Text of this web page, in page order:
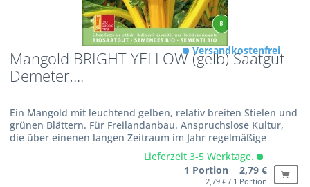
Mangold BRIGHT YELLOW (gelb) Saatgut
Demeter,...
Ein Mangold mit leuchtend gelben, relativ breiten Stielen und
grünen Blättern. Für Freilandanbau. Anspruchslose Kultur,
die über einenen langen Zeitraum im Jahr regelmäßige
Versandkostenfrei
Lieferzeit 3-5 Werktage.
1 Portion 2,79 €
2,79 € / 1 Portion